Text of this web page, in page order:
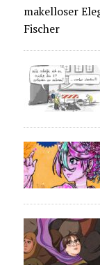
makelloser
Fischer